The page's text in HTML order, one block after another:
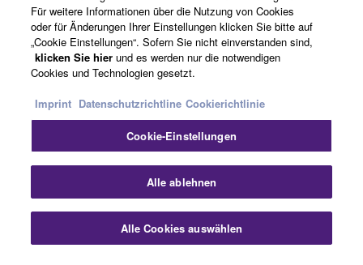
Business
Nutzungsbedingungen
CookierichtlinieImpressum
© Yamaha Corporation.
Für weitere Informationen über die Nutzung von Cookies
oder für Änderungen Ihrer Einstellungen klicken Sie bitte auf
„Cookie Einstellungen“. Sofern Sie nicht einverstanden sind,
klicken Sie hier und es werden nur die notwendigen
Cookies und Technologien gesetzt.
Imprint Datenschutzrichtline Cookierichtlinie
Cookie-Einstellungen
Alle ablehnen
Alle Cookies auswählen